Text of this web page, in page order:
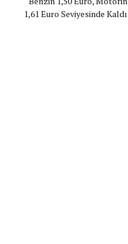
1,61 Euro Seviyesinde Kaldı